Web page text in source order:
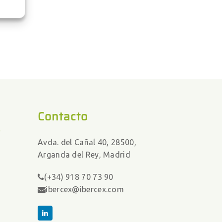
Contacto
Avda. del Cañal 40, 28500,
Arganda del Rey, Madrid
(+34) 918 70 73 90
ibercex@ibercex.com